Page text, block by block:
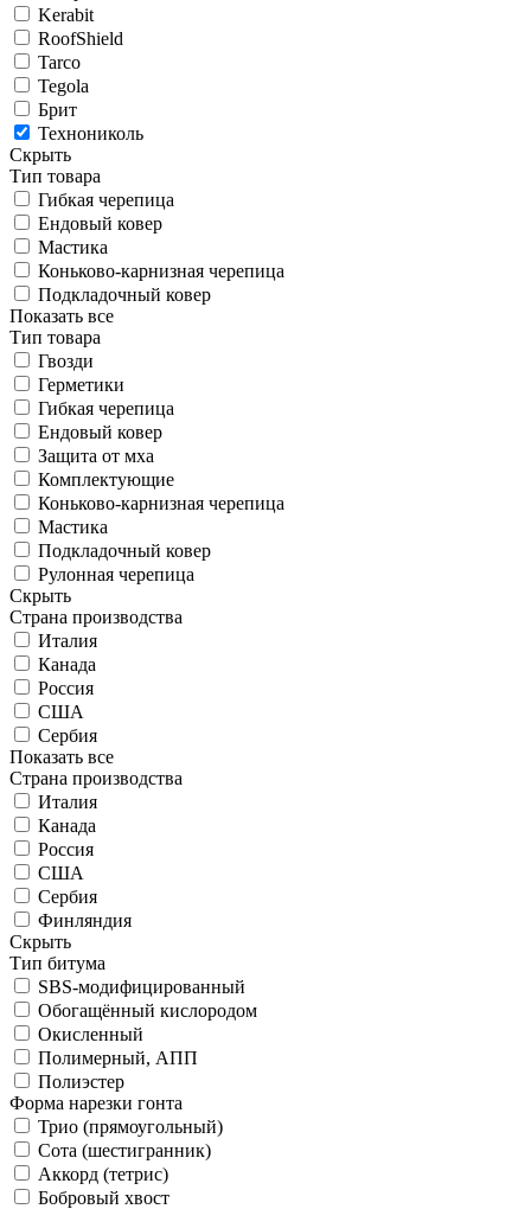
Kerabit
RoofShield
Tarco
Tegola
Брит
Технониколь
Скрыть
Тип товара
Гибкая черепица
Ендовый ковер
Мастика
Коньково-карнизная черепица
Подкладочный ковер
Показать все
Тип товара
Гвозди
Герметики
Гибкая черепица
Ендовый ковер
Защита от мха
Комплектующие
Коньково-карнизная черепица
Мастика
Подкладочный ковер
Рулонная черепица
Скрыть
Страна производства
Италия
Канада
Россия
США
Сербия
Показать все
Страна производства
Италия
Канада
Россия
США
Сербия
Финляндия
Скрыть
Тип битума
SBS-модифицированный
Обогащённый кислородом
Окисленный
Полимерный, АПП
Полиэстер
Форма нарезки гонта
Трио (прямоугольный)
Сота (шестигранник)
Аккорд (тетрис)
Бобровый хвост